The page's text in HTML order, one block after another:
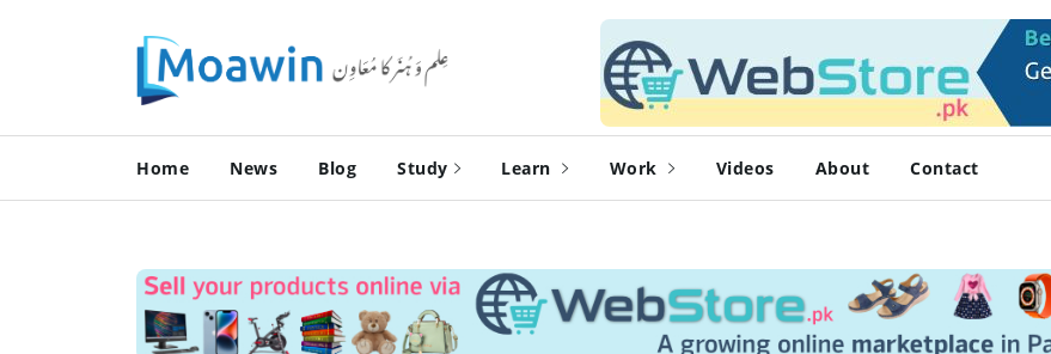
Home News Blog Study Learn Work Videos About Contact